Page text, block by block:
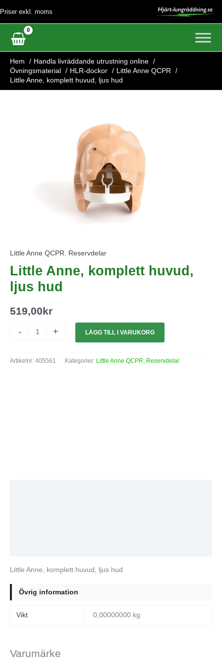
innehåll
Priser exkl. moms
Hem
Handla livräddande utrustning online
Övningsmaterial
HLR-dockor
Little Anne QCPR
Little Anne, komplett huvud, ljus hud
Little Anne QCPR Reservdelar
Little Anne, komplett huvud,
ljus hud
519,00kr
- + LÄGG TILL I VARUKORG
Artikelnr: 405561 Kategorier: Little Anne QCPR, Reservdelar
Little Anne, komplett huvud, ljus hud
Övrig information
Vikt 0,00000000 kg
Varumärke